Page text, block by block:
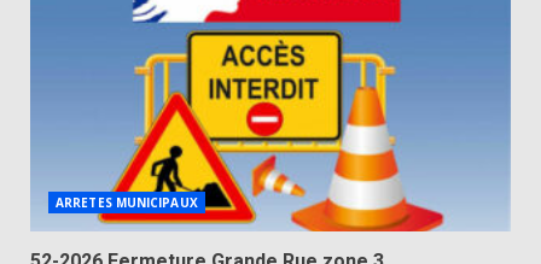
ARRETES MUNICIPAUX